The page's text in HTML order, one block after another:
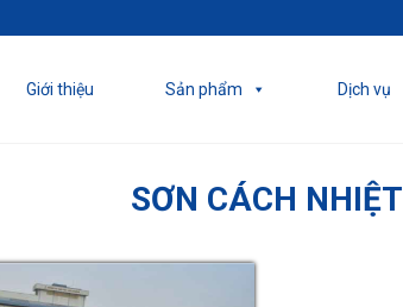
Giới thiệu Sản phẩm Dịch vụ
SƠN CÁCH NHIỆT